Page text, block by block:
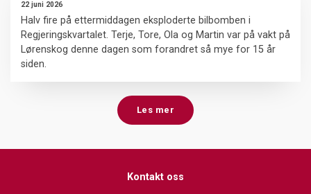
22 juni 2026
Halv fire på ettermiddagen eksploderte bilbomben i
Regjeringskvartalet. Terje, Tore, Ola og Martin var på vakt på
Lørenskog denne dagen som forandret så mye for 15 år
siden.
Les mer
Kontakt oss